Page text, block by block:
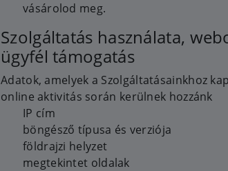
vásárolod meg.
Szolgáltatás használata,
ügyfél támogatás
Adatok, amelyek a Szolgáltatásainkhoz
online aktivitás során kerülnek hozzánk
IP cím
böngésző típusa és verziója
földrajzi helyzet
megtekintet oldalak